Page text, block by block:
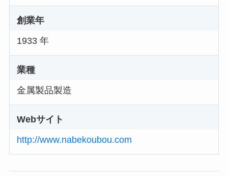
創業年
1933 年
業種
金属製品製造
Webサイト
http://www.nabekoubou.com